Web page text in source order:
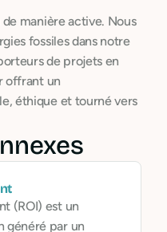
manière active. Nous
fossiles dans notre
de projets en
offrant un
éthique et tourné vers
(ROI) est un
généré par un